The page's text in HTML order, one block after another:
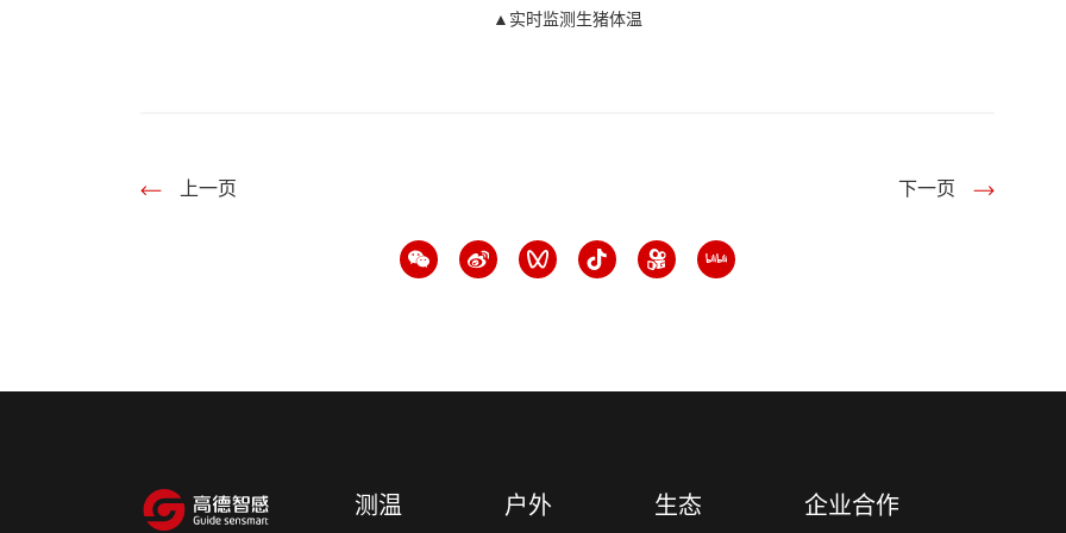
▲实时监测生猪体温
上一页 下一页
测温 户外 生态 企业合作